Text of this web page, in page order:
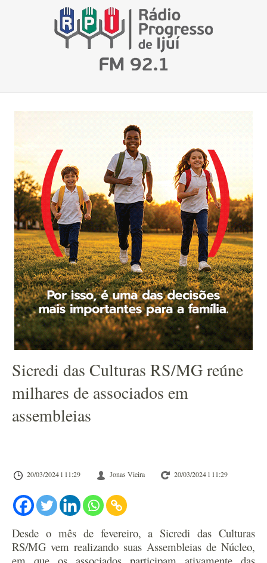
Sicredi das Culturas RS/MG reúne
milhares de associados em
assembleias
20/03/2024 l 11:29 Jonas Vieira 20/03/2024 l 11:29
Desde o mês de fevereiro, a Sicredi das Culturas
RS/MG vem realizando suas Assembleias de Núcleo,